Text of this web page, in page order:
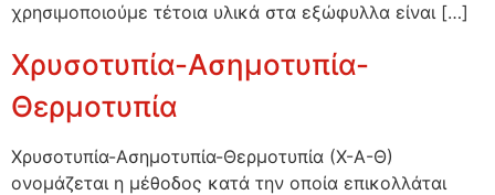
χρησιμοποιούμε τέτοια υλικά στα εξώφυλλα είναι […]
Xρυσοτυπία-Ασημοτυπία-
Θερμοτυπία
Χρυσοτυπία-Ασημοτυπία-Θερμοτυπία (Χ-Α-Θ)
ονομάζεται η μέθοδος κατά την οποία επικολλάται